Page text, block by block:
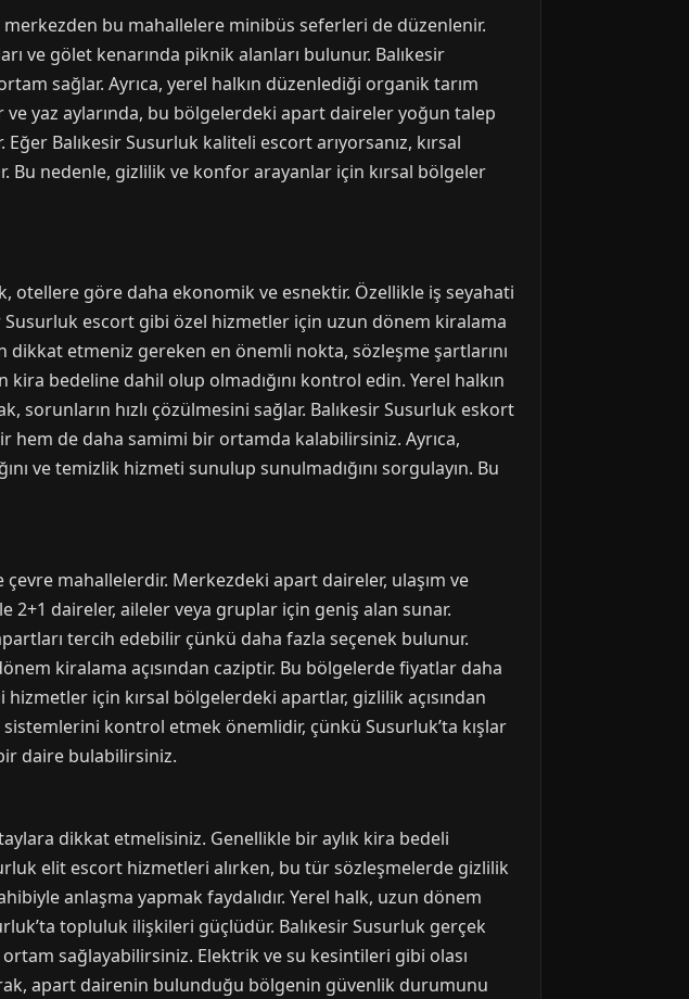
bu mahallelere minibüs seferleri de düzenlenir.
ve gölet kenarında piknik alanları bulunur. Balıkesir
sağlar. Ayrıca, yerel halkın düzenlediği organik tarım
yaz aylarında, bu bölgelerdeki apart daireler yoğun talep
Balıkesir Susurluk kaliteli escort arıyorsanız, kırsal
nedenle, gizlilik ve konfor arayanlar için kırsal bölgeler
göre daha ekonomik ve esnektir. Özellikle iş seyahati
Susurluk escort gibi özel hizmetler için uzun dönem kiralama
etmeniz gereken en önemli nokta, sözleşme şartlarını
bedeline dahil olup olmadığını kontrol edin. Yerel halkın
hızlı çözülmesini sağlar. Balıkesir Susurluk eskort
hem de daha samimi bir ortamda kalabilirsiniz. Ayrıca,
ve temizlik hizmeti sunulup sunulmadığını sorgulayın. Bu
mahallelerdir. Merkezdeki apart daireler, ulaşım ve
2+1 daireler, aileler veya gruplar için geniş alan sunar.
tercih edebilir çünkü daha fazla seçenek bulunur.
kiralama açısından caziptir. Bu bölgelerde fiyatlar daha
için kırsal bölgelerdeki apartlar, gizlilik açısından
kontrol etmek önemlidir, çünkü Susurluk’ta kışlar
daire bulabilirsiniz.
dikkat etmelisiniz. Genellikle bir aylık kira bedeli
elit escort hizmetleri alırken, bu tür sözleşmelerde gizlilik
anlaşma yapmak faydalıdır. Yerel halk, uzun dönem
topluluk ilişkileri güçlüdür. Balıkesir Susurluk gerçek
sağlayabilirsiniz. Elektrik ve su kesintileri gibi olası
apart dairenin bulunduğu bölgenin güvenlik durumunu